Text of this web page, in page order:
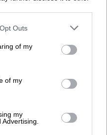
uses one or more Google
You may click to
and its third-party tags to
purposes in below Google
Outs
of my
of my
my
πει ότι πιθανόν να
και τον
μέρα
είχαμε 2
της κλίμακας
αλλά και λίγο
είχαμε τον
τέτοιου είδους
ισχυρό σεισμό”.